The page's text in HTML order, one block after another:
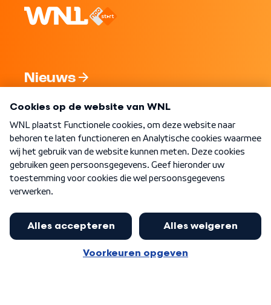
Nieuws
Nieuwsbrief
Word Lid